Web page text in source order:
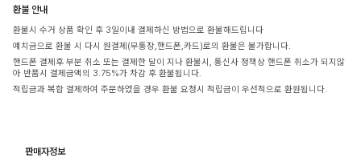
환불 안내
환불시 수거 상품 확인 후 3일이내 결제하신 방법으로 환불해드립니다
예치금으로 환불 시 다시 원결제(무통장,핸드폰,카드)로의 환불은 불가합니다.
핸드폰 결제후 부분 취소 또는 결제한 달이 지나 환불시, 통신사 정책상 핸드폰 취소가 되지않
아 반품시 결제금액의 3.75%가 차감 후 환불됩니다.
적립금과 복합 결제하여 주문하였을 경우 환불 요청시 적립금이 우선적으로 환원됩니다.
판매자정보